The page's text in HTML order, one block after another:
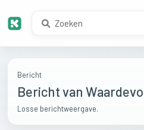
Bericht
Bericht van
Losse berichtweergave.